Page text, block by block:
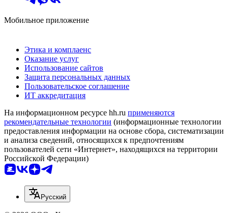
Мобильное приложение
Этика и комплаенс
Оказание услуг
Использование сайтов
Защита персональных данных
Пользовательское соглашение
ИТ аккредитация
На информационном ресурсе hh.ru применяются
рекомендательные технологии (информационные технологии
предоставления информации на основе сбора, систематизации
и анализа сведений, относящихся к предпочтениям
пользователей сети «Интернет», находящихся на территории
Российской Федерации)
Русский